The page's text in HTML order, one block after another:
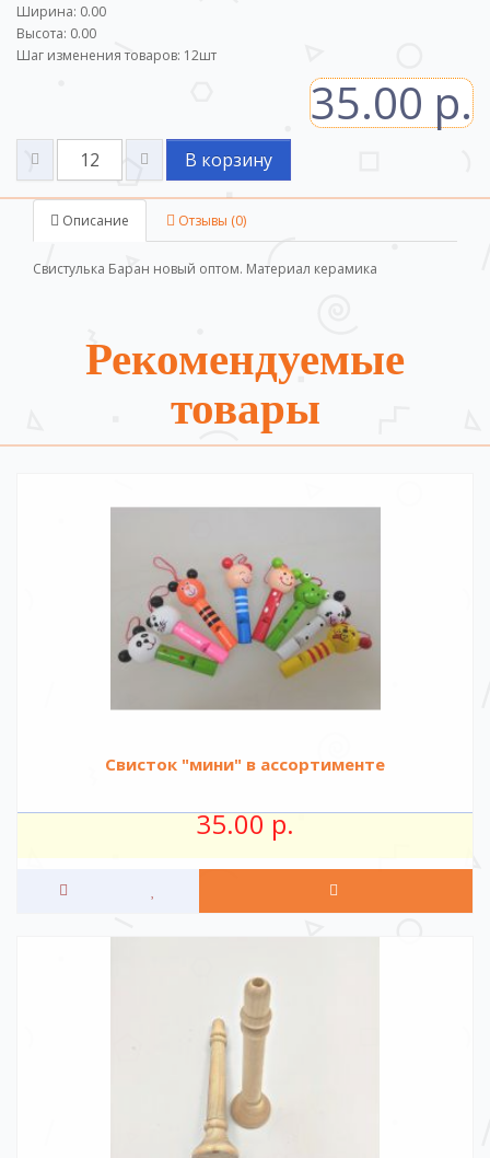
Ширина: 0.00
Высота: 0.00
Шаг изменения товаров: 12шт
35.00 р.
В корзину
Описание Отзывы (0)
Свистулька Баран новый оптом. Материал керамика
Рекомендуемые
товары
Свисток "мини" в ассортименте
35.00 р.